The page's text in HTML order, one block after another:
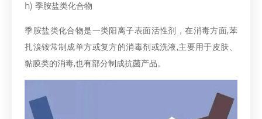
h) 季胺盐类化合物
季胺盐类化合物是一类阳离子表面活性剂，在消毒方面,苯
扎溴铵常制成单方或复方的消毒剂或洗液,主要用于皮肤、
黏膜类的消毒,也有部分制成抗菌产品。